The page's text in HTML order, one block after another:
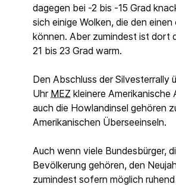
dagegen bei -2 bis -15 Grad
sich einige Wolken, die den
können. Aber zumindest ist dort
21 bis 23 Grad warm.
Den Abschluss der Silvesterrally
Uhr MEZ kleinere Amerikanische
auch die Howlandinsel gehören
Amerikanischen Überseeinseln.
Auch wenn viele Bundesbürger,
Bevölkerung gehören, den
zumindest sofern möglich